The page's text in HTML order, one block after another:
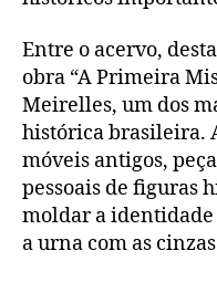
Entre o acervo,
obra “A Primeira
Meirelles, um dos
histórica brasileira.
móveis antigos,
pessoais de figuras
moldar a
a urna com as